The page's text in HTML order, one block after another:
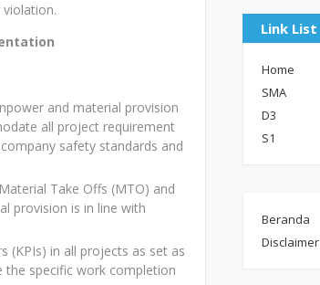
and material provision
all project requirement
safety standards and
Take Offs (MTO) and
provision is in line with
(KPIs) in all projects as set as
specific work completion
Link List
Home
SMA
D3
S1
Beranda
Disclaimer